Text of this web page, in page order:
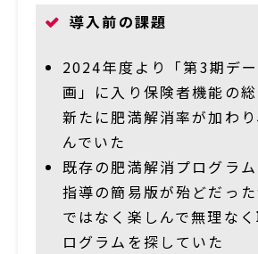
導入前の課題
2024年度より「第3期デ
画」に入り保険者機能の
新たに肥満解消率が加わ
んでいた
既存の肥満解消プログラ
指導の簡易版が殆どだっ
ではなく楽しんで無理な
ログラムを探していた